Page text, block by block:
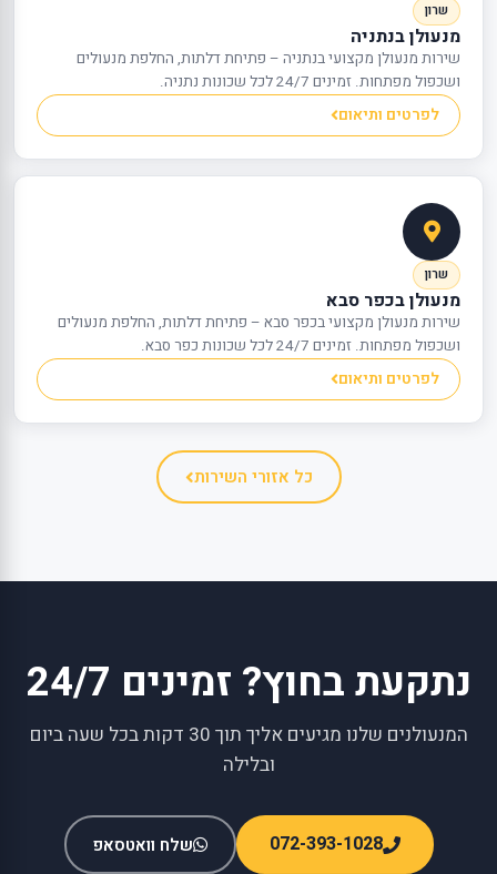
שרון
מנעולן בנתניה
שירות מנעולן מקצועי בנתניה – פתיחת דלתות, החלפת מנעולים
ושכפול מפתחות. זמינים 24/7 לכל שכונות נתניה.
לפרטים ותיאום
שרון
מנעולן בכפר סבא
שירות מנעולן מקצועי בכפר סבא – פתיחת דלתות, החלפת מנעולים
ושכפול מפתחות. זמינים 24/7 לכל שכונות כפר סבא.
לפרטים ותיאום
כל אזורי השירות
נתקעת בחוץ? זמינים 24/7
המנעולנים שלנו מגיעים אליך תוך 30 דקות בכל שעה ביום
ובלילה
072-393-1028 שלח וואטסאפ